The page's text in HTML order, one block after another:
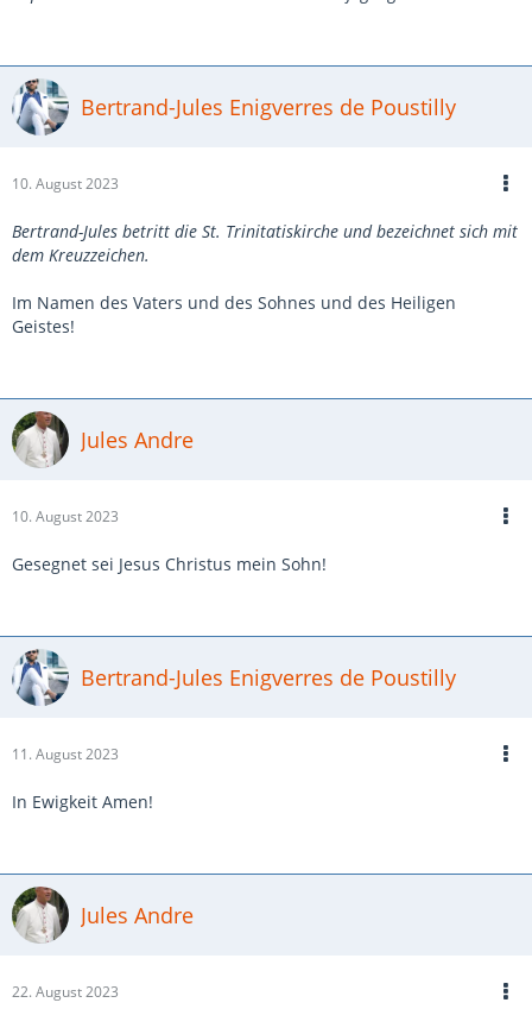
Bertrand-Jules Enigverres de Poustilly
10. August 2023
Bertrand-Jules betritt die St. Trinitatiskirche und bezeichnet sich mit
dem Kreuzzeichen.
Im Namen des Vaters und des Sohnes und des Heiligen
Geistes!
Jules Andre
10. August 2023
Gesegnet sei Jesus Christus mein Sohn!
Bertrand-Jules Enigverres de Poustilly
11. August 2023
In Ewigkeit Amen!
Jules Andre
22. August 2023